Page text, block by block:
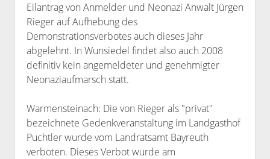
Bibliothek
Kontakt & PGP-Key
Eilantrag von Anmelder und Neonazi Anwalt Jürgen
Rieger auf Aufhebung des
Demonstrationsverbotes auch dieses Jahr
abgelehnt. In Wunsiedel findet also auch 2008
definitiv kein angemeldeter und genehmigter
Neonaziaufmarsch statt.
Warmensteinach: Die von Rieger als "privat"
bezeichnete Gedenkveranstaltung im Landgasthof
Puchtler wurde vom Landratsamt Bayreuth
verboten. Dieses Verbot wurde am